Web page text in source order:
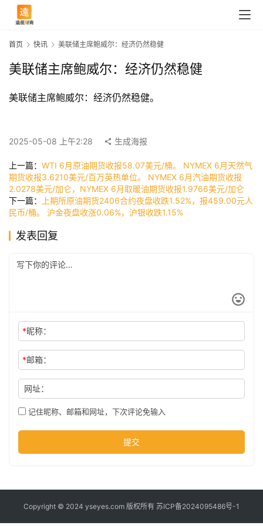
页
快
讯
时
尚
科
技
首页 快讯 美联储主席鲍威尔：经济仍然稳健
美联储主席鲍威尔：经济仍然稳健
美联储主席鲍威尔：经济仍然稳健。
2025-05-08 上午2:28 生成海报
上一篇： WTI 6月原油期货收报58.07美元/桶。 NYMEX 6月天然气
期货收报3.6210美元/百万英热单位。 NYMEX 6月汽油期货收报
2.0278美元/加仑，NYMEX 6月取暖油期货收报1.9766美元/加仑
下一篇：
上期所原油期货2406合约夜盘收跌1.52%，报459.00元人
民币/桶。 沪金夜盘收涨0.06%，沪银收跌1.15%
发表回复
*昵称：
*邮箱：
网址：
记住昵称、邮箱和网址，下次评论免输入
提交
Copyright © 2024 yseyes.com 版权所有 苏ICP备2024095486号-1